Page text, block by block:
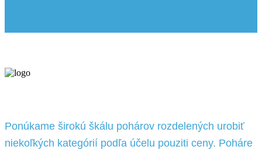
Ponúkame širokú škálu pohárov rozdelených urobiť
niekoľkých kategórií podľa účelu pouziti ceny. Poháre